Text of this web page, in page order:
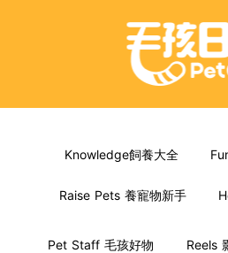
Knowledge飼養大全
Raise Pets 養寵物新手
Pet Staff 毛孩好物 Reels